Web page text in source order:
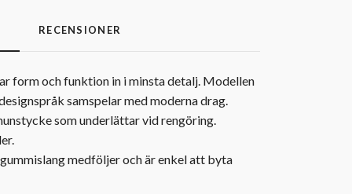
RECENSIONER
form och funktion in i minsta detalj. Modellen
samspelar med moderna drag.
som underlättar vid rengöring.
medföljer och är enkel att byta